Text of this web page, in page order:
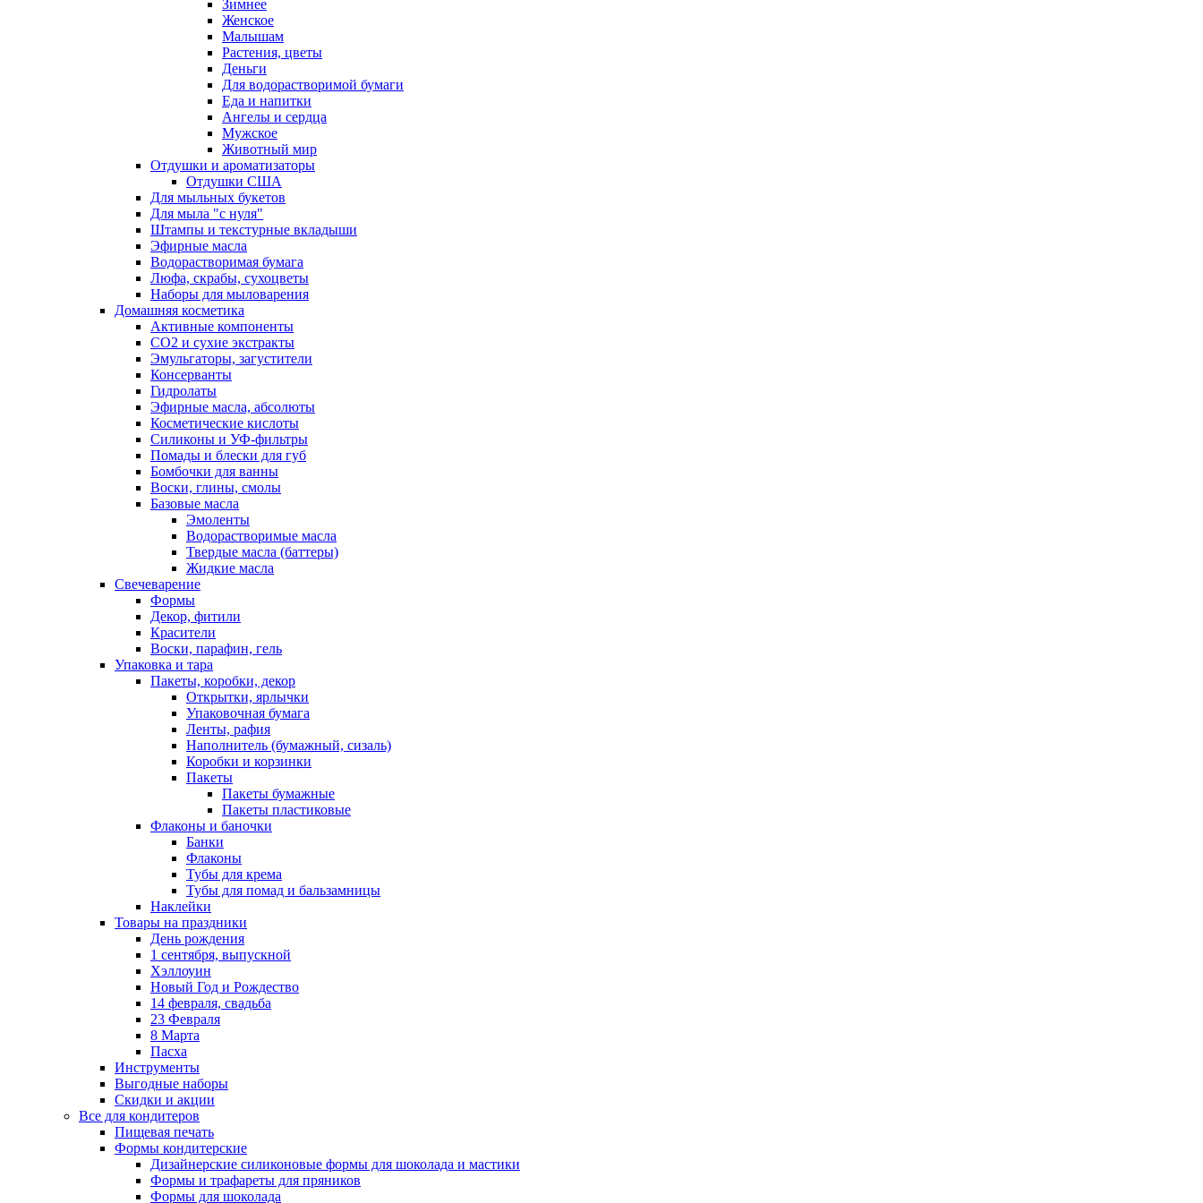
Зимнее
Женское
Малышам
Растения, цветы
Деньги
Для водорастворимой бумаги
Еда и напитки
Ангелы и сердца
Мужское
Животный мир
Отдушки и ароматизаторы
Отдушки США
Для мыльных букетов
Для мыла "с нуля"
Штампы и текстурные вкладыши
Эфирные масла
Водорастворимая бумага
Люфа, скрабы, сухоцветы
Наборы для мыловарения
Домашняя косметика
Активные компоненты
СО2 и сухие экстракты
Эмульгаторы, загустители
Консерванты
Гидролаты
Эфирные масла, абсолюты
Косметические кислоты
Силиконы и УФ-фильтры
Помады и блески для губ
Бомбочки для ванны
Воски, глины, смолы
Базовые масла
Эмоленты
Водорастворимые масла
Твердые масла (баттеры)
Жидкие масла
Свечеварение
Формы
Декор, фитили
Красители
Воски, парафин, гель
Упаковка и тара
Пакеты, коробки, декор
Открытки, ярлычки
Упаковочная бумага
Ленты, рафия
Наполнитель (бумажный, сизаль)
Коробки и корзинки
Пакеты
Пакеты бумажные
Пакеты пластиковые
Флаконы и баночки
Банки
Флаконы
Тубы для крема
Тубы для помад и бальзамницы
Наклейки
Товары на праздники
День рождения
1 сентября, выпускной
Хэллоуин
Новый Год и Рождество
14 февраля, свадьба
23 Февраля
8 Марта
Пасха
Инструменты
Выгодные наборы
Скидки и акции
Все для кондитеров
Пищевая печать
Формы кондитерские
Дизайнерские силиконовые формы для шоколада и мастики
Формы и трафареты для пряников
Формы для шоколада